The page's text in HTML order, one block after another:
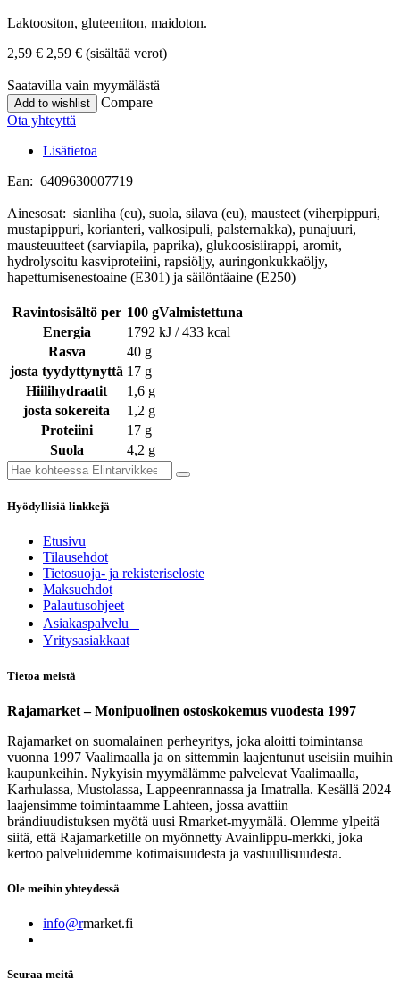
Laktoositon, gluteeniton, maidoton.
2,59 € 2,59€ (sisältää verot)
Saatavilla vain myymälästä
Add to wishlist
Compare
Ota yhteyttä
Lisätietoa
Ean: 6409630007719
Ainesosat: sianliha (eu), suola, silava (eu), mausteet (viherpippuri,
mustapippuri, korianteri, valkosipuli, palsternakka), punajuuri,
mausteuutteet (sarviapila, paprika), glukoosisiirappi, aromit,
hydrolysoitu kasviproteiini, rapsiöljy, auringonkukkaöljy,
hapettumisenestoaine (E301) ja säilöntäaine (E250)
Ravintosisältö per 100 gValmistettuna
Energia
1792 kJ / 433 kcal
Rasva
40 g
josta tyydyttynyttä 17 g
Hiilihydraatit
1,6 g
josta sokereita
1,2 g
Proteiini
17 g
Suola
4,2 g
Hyödyllisiä linkkejä
Etusivu
Tilausehdot
Tietosuoja- ja rekisteriseloste
Maksuehdot
Palautusohjeet
Asia​k​aspalvelu
​Yritysasiakkaat
Tietoa meistä
Rajamarket – Monipuolinen ostoskokemus vuodesta 1997
Rajamarket on suomalainen perheyritys, joka aloitti toimintansa
vuonna 1997 Vaalimaalla ja on sittemmin laajentunut useisiin muihin
kaupunkeihin. Nykyisin myymälämme palvelevat Vaalimaalla,
Karhulassa, Mustolassa, Lappeenrannassa ja Imatralla. Kesällä 2024
laajensimme toimintaamme Lahteen, jossa avattiin
brändiuudistuksen myötä uusi Rmarket-myymälä. Olemme ylpeitä
siitä, että Rajamarketille on myönnetty Avainlippu-merkki, joka
kertoo palveluidemme kotimaisuudesta ja vastuullisuudesta.
Ole meihin yhteydessä
info@rmarket.fi
Seuraa meitä